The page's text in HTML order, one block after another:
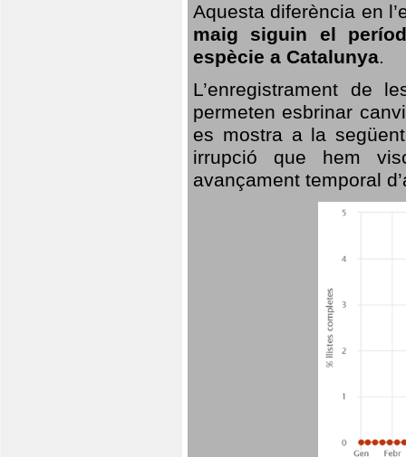
Aquesta diferència en
maig siguin el
espècie a Catalunya.
L’enregistrament de
permeten esbrinar
es mostra a la
irrupció que hem
avançament temporal